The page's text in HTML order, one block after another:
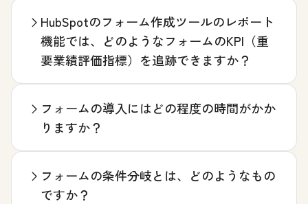
HubSpotのフォーム作成ツールのレポート
機能では、どのようなフォームのKPI（重
要業績評価指標）を追跡できますか？
フォームの導入にはどの程度の時間がかか
りますか？
フォームの条件分岐とは、どのようなもの
ですか？